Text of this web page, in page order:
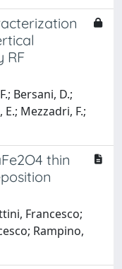
RF
Bersani, D.;
Mezzadri, F.;
thin
Francesco;
Rampino,